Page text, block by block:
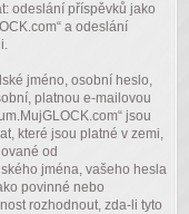
odeslání příspěvků jako
a odeslání
jméno, osobní heslo,
platnou e-mailovou
jsou
které jsou platné v zemi,
od
jména, vašeho hesla
povinné nebo
rozhodnout, zda-li tyto